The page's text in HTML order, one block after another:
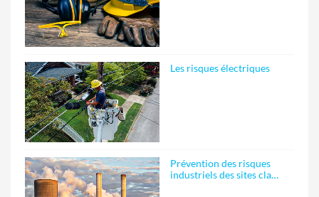
Les risques électriques
Prévention des risques
industriels des sites cla…